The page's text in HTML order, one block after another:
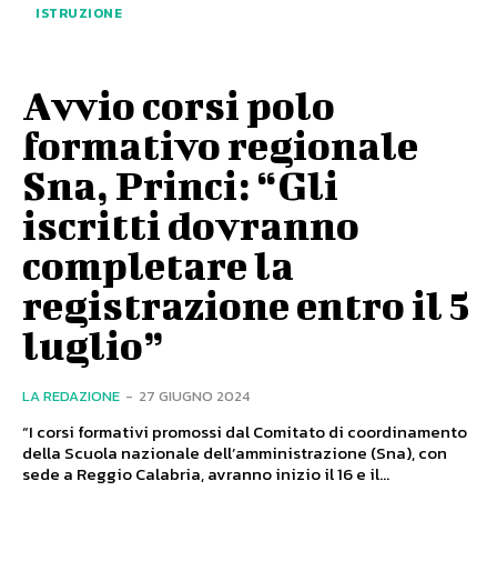
ISTRUZIONE
Avvio corsi polo
formativo regionale
Sna, Princi: “Gli
iscritti dovranno
completare la
registrazione entro il 5
luglio”
LA REDAZIONE - 27 GIUGNO 2024
“I corsi formativi promossi dal Comitato di coordinamento
della Scuola nazionale dell’amministrazione (Sna), con
sede a Reggio Calabria, avranno inizio il 16 e il...